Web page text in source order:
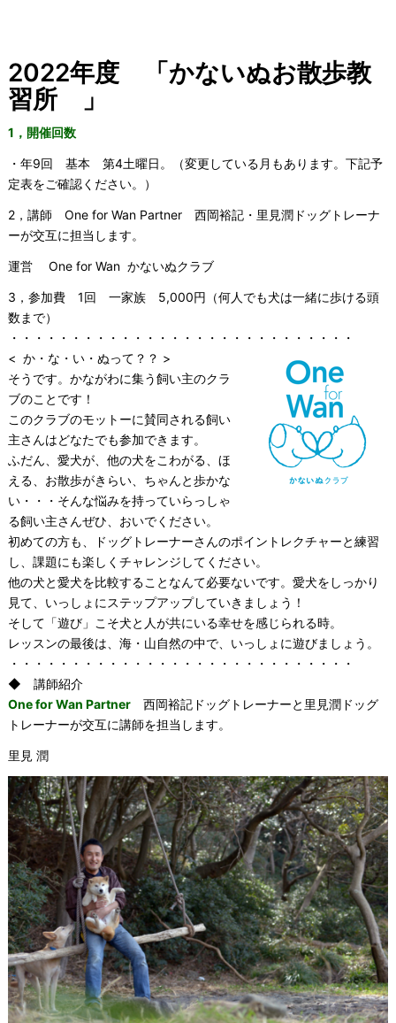
2022年度 「かないぬお散歩教
習所 」
1，開催回数
・年9回 基本 第4土曜日。（変更している月もあります。下記予
定表をご確認ください。）
2，講師 One for Wan Partner 西岡裕記・里見潤ドッグトレーナ
ーが交互に担当します。
運営 One for Wan かないぬクラブ
3，参加費 1回 一家族 5,000円（何人でも犬は一緒に歩ける頭
数まで）
・・・・・・・・・・・・・・・・・・・・・・・・・・・・
< か・な・い・ぬって？？ >
そうです。かながわに集う飼い主のクラ
ブのことです！
このクラブのモットーに賛同される飼い
主さんはどなたでも参加できます。
ふだん、愛犬が、他の犬をこわがる、ほ
える、お散歩がきらい、ちゃんと歩かな
い・・・そんな悩みを持っていらっしゃ
る飼い主さんぜひ、おいでください。
初めての方も、ドッグトレーナーさんのポイントレクチャーと練習
し、課題にも楽しくチャレンジしてください。
他の犬と愛犬を比較することなんて必要ないです。愛犬をしっかり
見て、いっしょにステップアップしていきましょう！
そして「遊び」こそ犬と人が共にいる幸せを感じられる時。
レッスンの最後は、海・山自然の中で、いっしょに遊びましょう。
・・・・・・・・・・・・・・・・・・・・・・・・・・・・
◆ 講師紹介
One for Wan Partner西岡裕記ドッグトレーナーと里見潤ドッグ
トレーナーが交互に講師を担当します。
里見 潤